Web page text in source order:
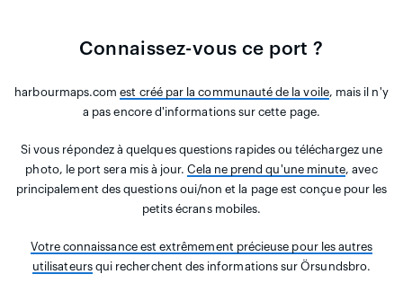
Connaissez-vous ce port ?
harbourmaps.comest créé par la communauté de la voile, mais il n'y
a pas encore d'informations sur cette page.
Si vous répondez à quelques questions rapides ou téléchargez une
photo, le port sera mis à jour.Cela ne prend qu'une minute, avec
principalement des questions oui/non et la page est conçue pour les
petits écrans mobiles.
Votre connaissance est extrêmement précieuse pour les autres
utilisateursqui recherchent des informations sur Örsundsbro.